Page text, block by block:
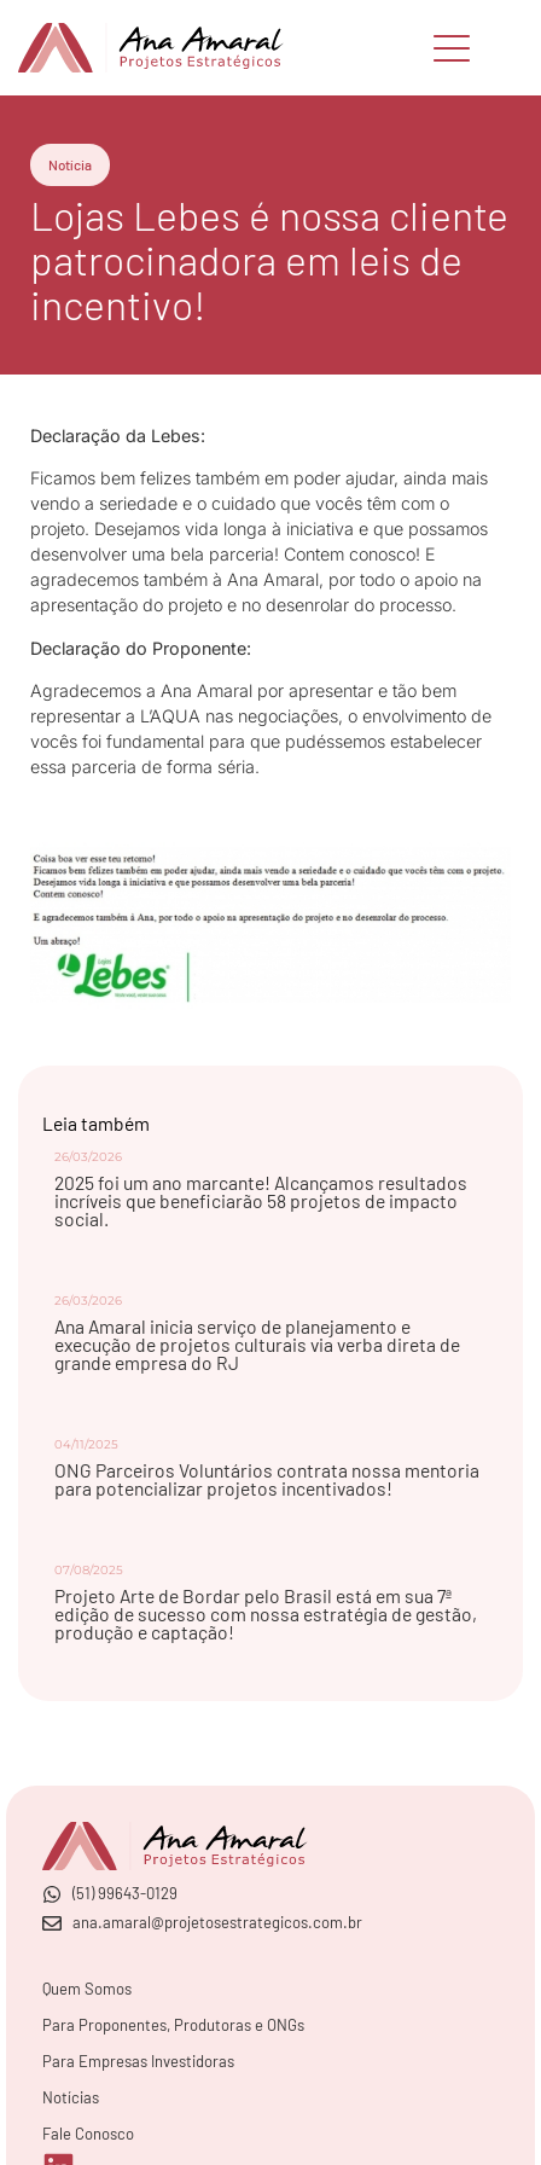
Notícia
Lojas Lebes é nossa cliente
patrocinadora em leis de
incentivo!
Declaração da Lebes:
Ficamos bem felizes também em poder ajudar, ainda mais
vendo a seriedade e o cuidado que vocês têm com o
projeto. Desejamos vida longa à iniciativa e que possamos
desenvolver uma bela parceria! Contem conosco! E
agradecemos também à Ana Amaral, por todo o apoio na
apresentação do projeto e no desenrolar do processo.
Declaração do Proponente:
Agradecemos a Ana Amaral por apresentar e tão bem
representar a L’AQUA nas negociações, o envolvimento de
vocês foi fundamental para que pudéssemos estabelecer
essa parceria de forma séria.
Leia também
26/03/2026
2025 foi um ano marcante! Alcançamos resultados
incríveis que beneficiarão 58 projetos de impacto
social.
26/03/2026
Ana Amaral inicia serviço de planejamento e
execução de projetos culturais via verba direta de
grande empresa do RJ
04/11/2025
ONG Parceiros Voluntários contrata nossa mentoria
para potencializar projetos incentivados!
07/08/2025
Projeto Arte de Bordar pelo Brasil está em sua 7ª
edição de sucesso com nossa estratégia de gestão,
produção e captação!
(51) 99643-0129
ana.amaral@projetosestrategicos.com.br
Quem Somos
Para Proponentes, Produtoras e ONGs
Para Empresas Investidoras
Notícias
Fale Conosco